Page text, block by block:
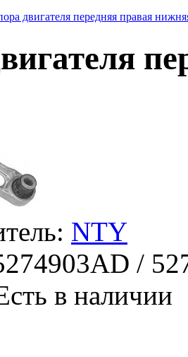
двигателя передняя правая
NTY
/
в наличии